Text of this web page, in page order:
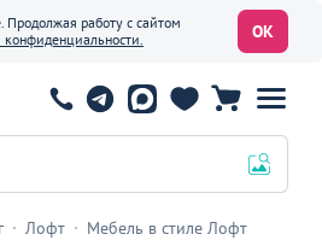
работу с сайтом
конфиденциальности. ОК
Лофт Мебель в стиле Лофт